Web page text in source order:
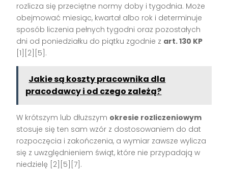
rozlicza się przeciętne normy doby i tygodnia. Może
obejmować miesiąc, kwartał albo rok i determinuje
sposób liczenia pełnych tygodni oraz pozostałych
dni od poniedziałku do piątku zgodnie z art. 130 KP
[1][2][5].
Jakie są koszty pracownika dla
pracodawcy i od czego zależą?
W krótszym lub dłuższym okresie rozliczeniowym
stosuje się ten sam wzór z dostosowaniem do dat
rozpoczęcia i zakończenia, a wymiar zawsze wylicza
się z uwzględnieniem świąt, które nie przypadają w
niedzielę [2][5][7].